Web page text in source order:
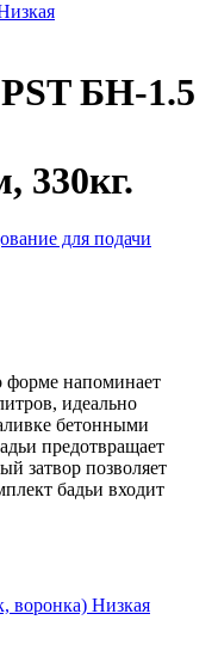
БН-1.5
330кг.
для подачи
форме напоминает
идеально
бетонными
предотвращает
затвор позволяет
бадьи входит